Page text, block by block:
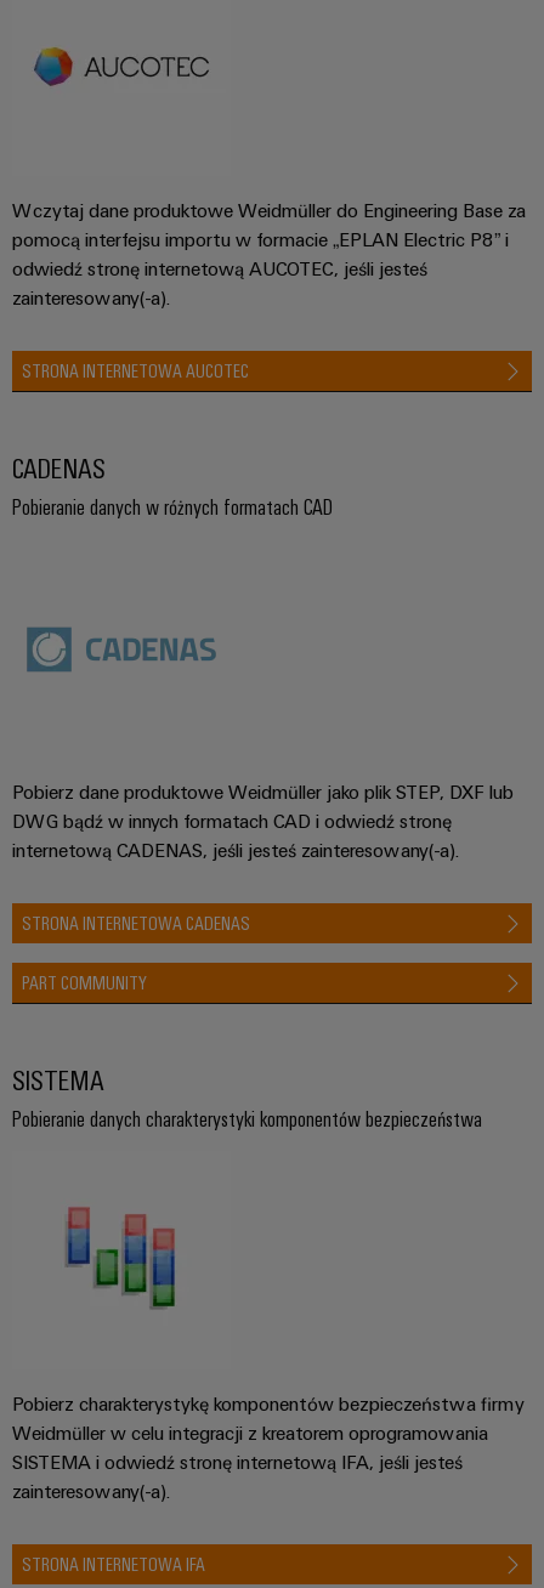
Wczytaj dane produktowe Weidmüller do Engineering Base za
pomocą interfejsu importu w formacie „EPLAN Electric P8” i
odwiedź stronę internetową AUCOTEC, jeśli jesteś
zainteresowany(-a).
STRONA INTERNETOWA AUCOTEC
CADENAS
Pobieranie danych w różnych formatach CAD
Pobierz dane produktowe Weidmüller jako plik STEP, DXF lub
DWG bądź w innych formatach CAD i odwiedź stronę
internetową CADENAS, jeśli jesteś zainteresowany(-a).
STRONA INTERNETOWA CADENAS
PART COMMUNITY
SISTEMA
Pobieranie danych charakterystyki komponentów bezpieczeństwa
Pobierz charakterystykę komponentów bezpieczeństwa firmy
Weidmüller w celu integracji z kreatorem oprogramowania
SISTEMA i odwiedź stronę internetową IFA, jeśli jesteś
zainteresowany(-a).
STRONA INTERNETOWA IFA